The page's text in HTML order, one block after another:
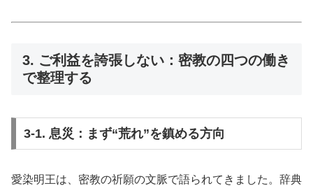
3. ご利益を誇張しない：密教の四つの働き
で整理する
3-1. 息災：まず“荒れ”を鎮める方向
愛染明王は、密教の祈願の文脈で語られてきました。辞典